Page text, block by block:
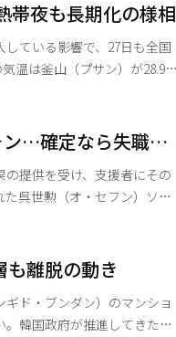
事）はこの日、中央選管委に
ら確保した資料や内部メッ
帯夜も長期化の様相
ている影響で、27日も全国
が27.3度、仁川（インチョ
大邱をはじ
霊（コリョン）・浦項（
ン…確定なら失職の
の提供を受け、支援者にその
呉世勲（オ・セフン）ソウ
判決を言い渡した。 この
通しだ。 ソウル中央
資金法違反の罪で在宅起訴
離脱の動き
ド・ブンダン）のマンショ
韓国政府が推進してきた強